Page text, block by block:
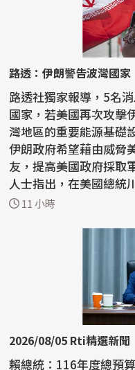
路透：伊朗警告波灣國
路透社獨家報導，5名
國家，若美國再次攻擊
灣地區的重要能源基礎設施，以
伊朗政府希望藉由威脅
友，提高美國政府採取軍
人士指出，在美國總統
網絡...
11 小時
2026/08/05 Rti精選新聞
賴總統：116年度總預算零